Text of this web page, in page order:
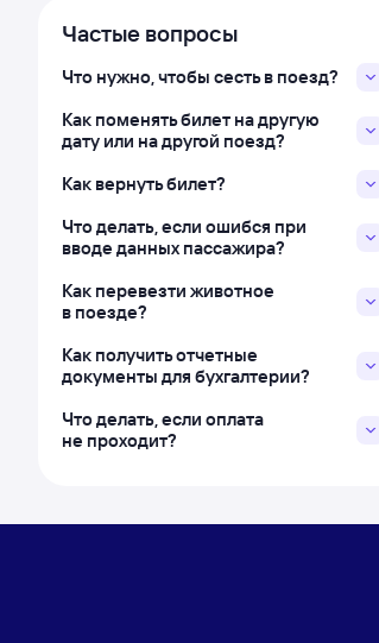
Частые вопросы
Что нужно, чтобы сесть в поезд?
Как поменять билет на другую
дату или на другой поезд?
Как вернуть билет?
Что делать, если ошибся при
вводе данных пассажира?
Как перевезти животное
в поезде?
Как получить отчетные
документы для бухгалтерии?
Что делать, если оплата
не проходит?